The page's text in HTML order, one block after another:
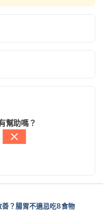
category.asp?
Accessed
21, 2022
幫助嗎？
？腸胃不適忌吃8食物